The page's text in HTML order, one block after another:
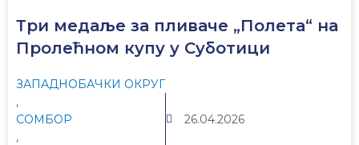
Три медаље за пливаче „Полета“ на
Пролећном купу у Суботици
ЗАПАДНОБАЧКИ ОКРУГ
,
СОМБОР
,
26.04.2026